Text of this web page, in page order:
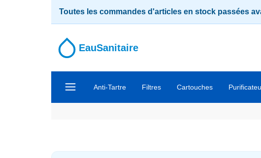
Toutes les commandes d'articles en stock passées
EauSanitaire
Ouvrir le menu principal
Anti-Tartre Filtres Cartouches